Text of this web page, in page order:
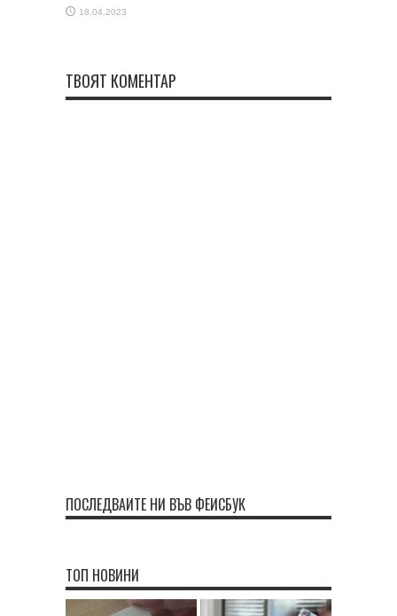
18.04.2023
ТВОЯТ КОМЕНТАР
ПОСЛЕДВАЙТЕ НИ ВЪВ ФЕЙСБУК
ТОП НОВИНИ